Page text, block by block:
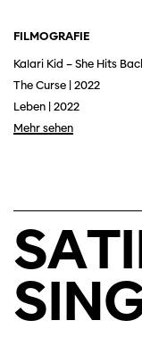
FILMOGRAFIE
Kalari Kid – She Hits
The Curse | 2022
Leben | 2022
Mehr sehen